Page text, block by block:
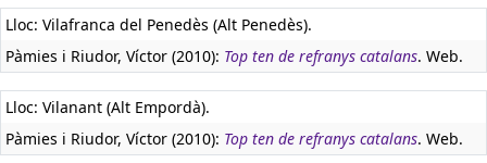
Lloc: Vilafranca del Penedès (Alt Penedès).
Pàmies i Riudor, Víctor (2010): Top ten de refranys catalans. Web.
Lloc: Vilanant (Alt Empordà).
Pàmies i Riudor, Víctor (2010): Top ten de refranys catalans. Web.